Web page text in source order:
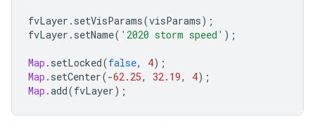
fvLayer . setVisParams(visParams);
fvLayer . setName( '2020 storm speed' );
Map . setLocked(false, 4);
Map . setCenter(-62.25, 32.19, 4);
Map .add(fvLayer);